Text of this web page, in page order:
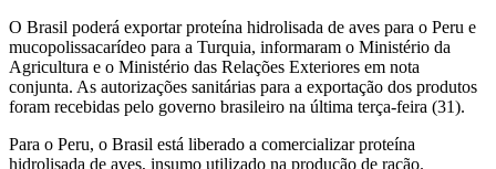
O Brasil poderá exportar proteína hidrolisada de aves para o Peru e
mucopolissacarídeo para a Turquia, informaram o Ministério da
Agricultura e o Ministério das Relações Exteriores em nota
conjunta. As autorizações sanitárias para a exportação dos produtos
foram recebidas pelo governo brasileiro na última terça-feira (31).
Para o Peru, o Brasil está liberado a comercializar proteína
hidrolisada de aves, insumo utilizado na produção de ração.